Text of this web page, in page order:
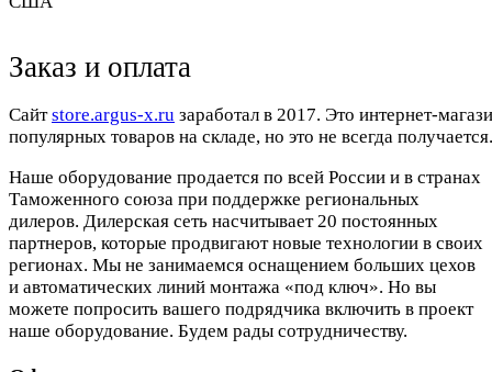
Заказ и оплата
Cайтstore.argus-x.ru заработал в 2017. Это интернет-
популярных товаров на складе, но это не всегда
Наше оборудование продается по всей России и в странах
Таможенного союза при поддержке региональных
дилеров. Дилерская сеть насчитывает 20 постоянных
партнеров, которые продвигают новые технологии в своих
регионах. Мы не занимаемся оснащением больших цехов
и автоматических линий монтажа «под ключ». Но вы
можете попросить вашего подрядчика включить в проект
наше оборудование. Будем рады сотрудничеству.